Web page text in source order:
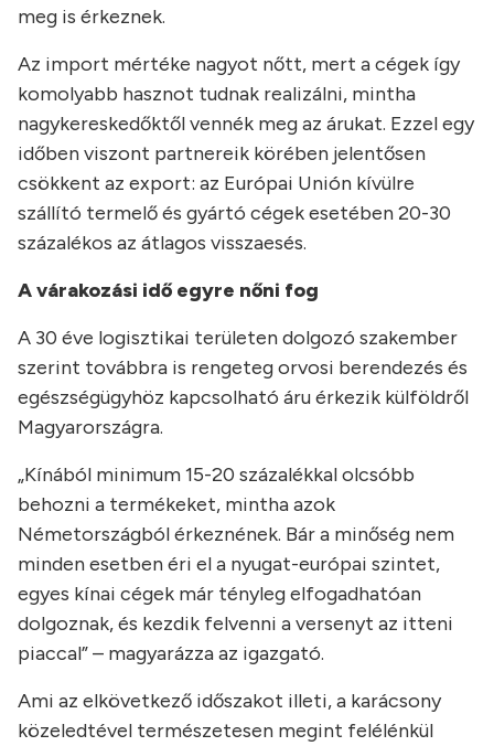
meg is érkeznek.
Az import mértéke nagyot nőtt, mert a cégek így
komolyabb hasznot tudnak realizálni, mintha
nagykereskedőktől vennék meg az árukat. Ezzel egy
időben viszont partnereik körében jelentősen
csökkent az export: az Európai Unión kívülre
szállító termelő és gyártó cégek esetében 20-30
százalékos az átlagos visszaesés.
A várakozási idő egyre nőni fog
A 30 éve logisztikai területen dolgozó szakember
szerint továbbra is rengeteg orvosi berendezés és
egészségügyhöz kapcsolható áru érkezik külföldről
Magyarországra.
„Kínából minimum 15-20 százalékkal olcsóbb
behozni a termékeket, mintha azok
Németországból érkeznének. Bár a minőség nem
minden esetben éri el a nyugat-európai szintet,
egyes kínai cégek már tényleg elfogadhatóan
dolgoznak, és kezdik felvenni a versenyt az itteni
piaccal” – magyarázza az igazgató.
Ami az elkövetkező időszakot illeti, a karácsony
közeledtével természetesen megint felélénkül